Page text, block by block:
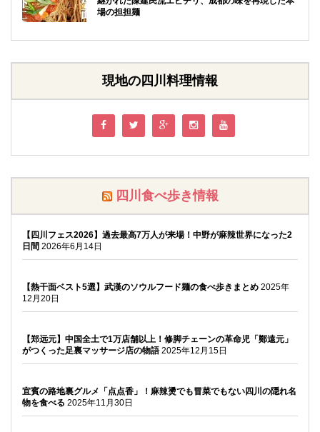
場の担担麺
現地の四川料理情報
四川食べ歩き情報
【四川フェス2026】過去最高7万人が来場！中野が麻辣世界になった2
日間 2026年6月14日
【熱干面ベスト5選】武漢のソウルフード麺の食べ歩きまとめ 2025年
12月20日
【郑远元】中国全土で1万店舗以上！修脚チェーンの革命児「鄭遠元」
がつくった足裏マッサージ店の物語 2025年12月15日
宜賓の路地裏グルメ「点点香」！麻辣燙でも冒菜でもない四川の隠れ名
物を食べる 2025年11月30日